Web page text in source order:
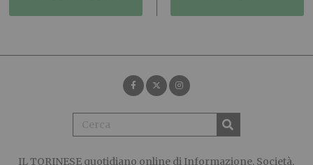
IL TORINESE quotidiano online di Informazione, Società,